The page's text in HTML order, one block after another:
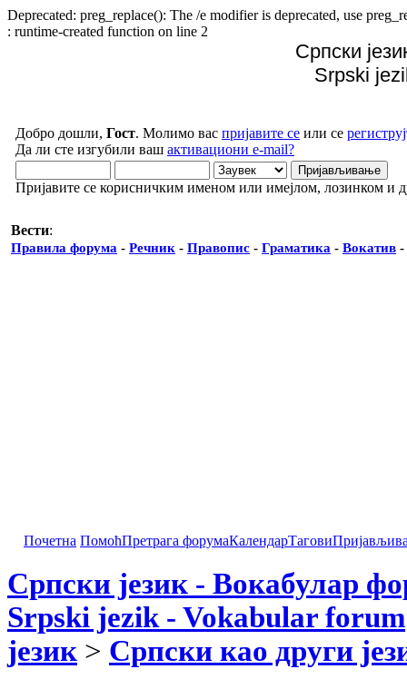
Deprecated: preg_replace(): The /e modifier is deprecated, use
: runtime-created function on line 2
Српски
Srpski
Добро дошли, Гост. Молимо вас пријавите се или се
Да ли сте изгубили ваш активациони e-mail?
Пријавите се корисничким именом или имејлом, лозинком и
Вести:
Правила форума - Речник - Правопис - Граматика - Вокатив -
Почетна ПомоћПретрага форумаКалендарТагови
Српски језик - Вокабулар
Srpski jezik - Vokabular forum
језик > Српски као други